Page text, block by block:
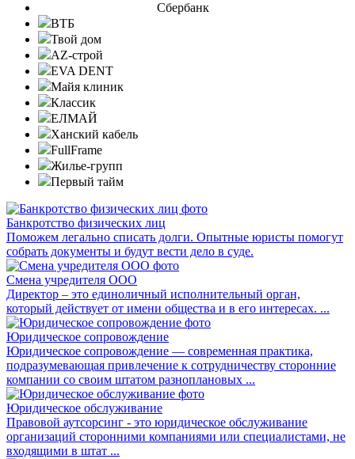
Сбербанк
ВТБ
Твой дом
AZ-строй
EVA DENT
Майя клиник
Классик
ЕЛМАЙ
Ханский кабель
FullFrame
Жилье-групп
Первый тайм
Банкротство физических лиц
Поможем легально списать долги. Опытные юристы помогут
собрать документы и будут вести дело в суде.
Смена учредителя ООО
Директор – это единоличный исполнительный орган,
который действует от имени общества и в его интересах. ...
Юридическое сопровождение
Юридическое сопровождение — современная практика,
подразумевающая привлечение к сотрудничеству сторонние
компании со своим штатом разноплановых ...
Юридическое обслуживание
Правовой аутсорсинг - это юридическое обслуживание
организаций сторонними компаниями или специалистами, не
входящими в штат ...